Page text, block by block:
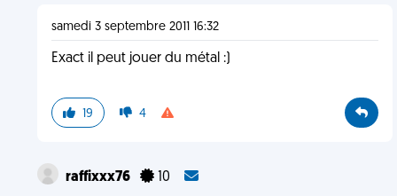
samedi 3 septembre 2011 16:32
Exact il peut jouer du métal :)
19 4
raffixxx76 10